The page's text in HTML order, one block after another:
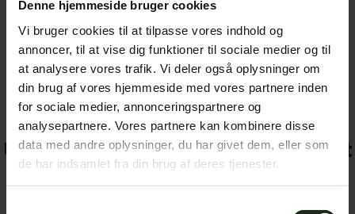
Denne hjemmeside bruger cookies
Vi bruger cookies til at tilpasse vores indhold og
annoncer, til at vise dig funktioner til sociale medier og til
at analysere vores trafik. Vi deler også oplysninger om
din brug af vores hjemmeside med vores partnere inden
for sociale medier, annonceringspartnere og
analysepartnere. Vores partnere kan kombinere disse
data med andre oplysninger, du har givet dem, eller som
de har indsamlet fra din brug af deres tjenester.
Alle priser er ex
moms.
Udfyld formular og bliv kontaktet